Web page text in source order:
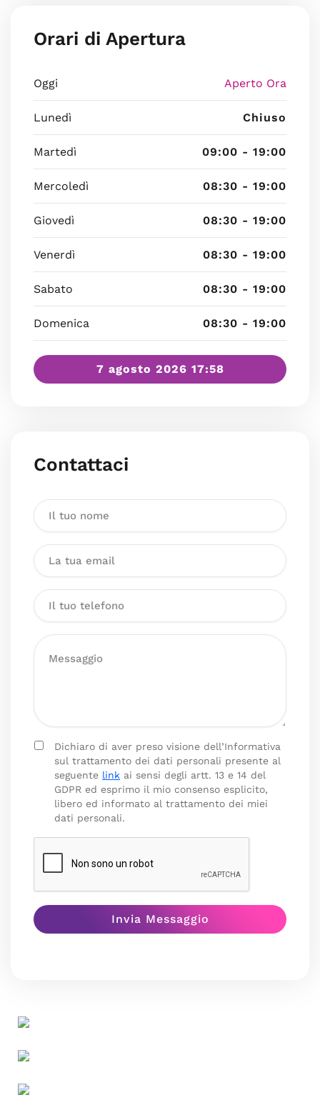
Orari di Apertura
Oggi Aperto Ora
Lunedì Chiuso
Martedì 09:00 - 19:00
Mercoledì 08:30 - 19:00
Giovedì 08:30 - 19:00
Venerdì 08:30 - 19:00
Sabato 08:30 - 19:00
Domenica 08:30 - 19:00
7 agosto 2026 17:58
Contattaci
Dichiaro di aver preso visione dell’Informativa
sul trattamento dei dati personali presente al
seguente link ai sensi degli artt. 13 e 14 del
GDPR ed esprimo il mio consenso esplicito,
libero ed informato al trattamento dei miei
dati personali.